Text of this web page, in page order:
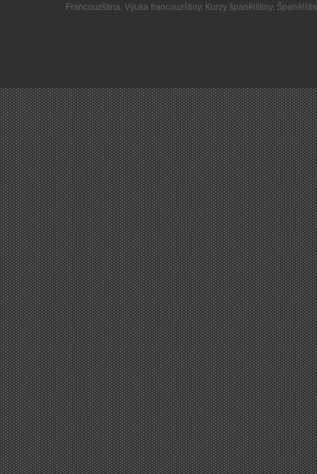
Francouzština,Výuka francouzštiny, Kurzy španělštiny,